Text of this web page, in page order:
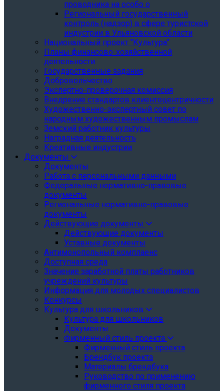
проводника на особо о
Региональный государственный
контроль (надзор) в сфере туристской
индустрии в Ульяновской области
Национальный проект "Культура"
Планы финансово-хозяйственной
деятельности
Государственные задания
Добровольчество
Экспертно-проверочная комиссия
Внедрение стандартов клиентоцентричности
Художественно-экспертный совет по
народным художественным промыслам
Земский работник культуры
Наградная деятельность
Креативные индустрии
Документы
Документы
Работа с персональными данными
Федеральные нормативно-правовые
документы
Региональные нормативно-правовые
документы
Действующие документы
Действующие документы
Уставные документы
Антимонопольный комплаенс
Доступная среда
Значение заработной платы работников
учреждений культуры
Информация для молодых специалистов
Конкурсы
Культура для школьников
Культура для школьников
Документы
Фирменный стиль проекта
Фирменный стиль проекта
Брендбук проекта
Материалы брендбука
Руководство по применению
фирменного стиля проекта